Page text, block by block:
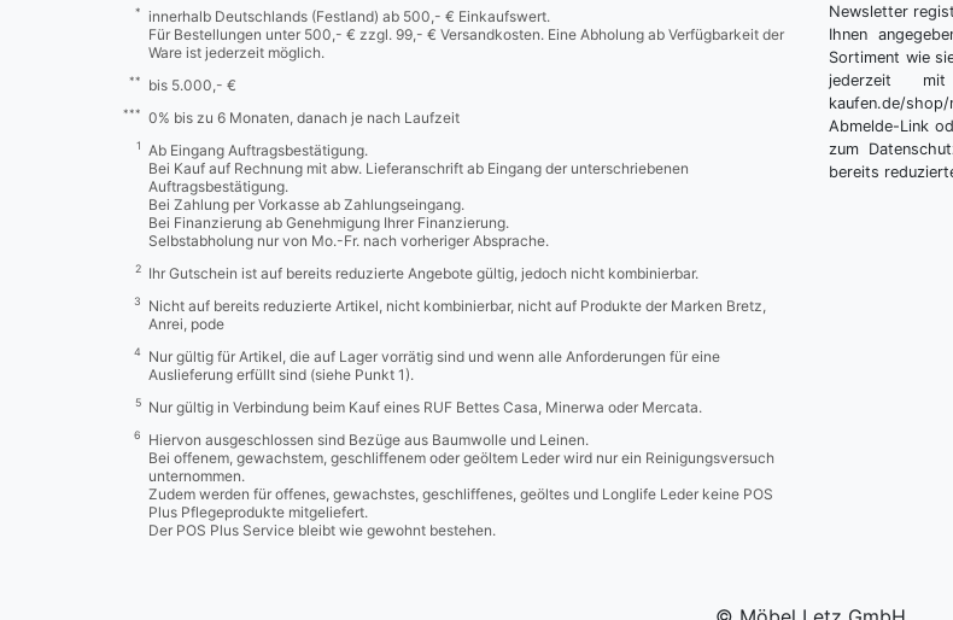
*
innerhalb Deutschlands (Festland) ab 500,- € Einkaufswert.
Für Bestellungen unter 500,- € zzgl. 99,- € Versandkosten. Eine Abholung ab Verfügbarkeit der
Ware ist jederzeit möglich.
** bis 5.000,- €
*** 0% bis zu 6 Monaten, danach je nach Laufzeit
1
Ab Eingang Auftragsbestätigung.
Bei Kauf auf Rechnung mit abw. Lieferanschrift ab Eingang der unterschriebenen
Auftragsbestätigung.
Bei Zahlung per Vorkasse ab Zahlungseingang.
Bei Finanzierung ab Genehmigung Ihrer Finanzierung.
Selbstabholung nur von Mo.-Fr. nach vorheriger Absprache.
2 Ihr Gutschein ist auf bereits reduzierte Angebote gültig, jedoch nicht kombinierbar.
3
Nicht auf bereits reduzierte Artikel, nicht kombinierbar, nicht auf Produkte der Marken Bretz,
Anrei, pode
4
Nur gültig für Artikel, die auf Lager vorrätig sind und wenn alle Anforderungen für eine
Auslieferung erfüllt sind (siehe Punkt 1).
5 Nur gültig in Verbindung beim Kauf eines RUF Bettes Casa, Minerwa oder Mercata.
6
Hiervon ausgeschlossen sind Bezüge aus Baumwolle und Leinen.
Bei offenem, gewachstem, geschliffenem oder geöltem Leder wird nur ein Reinigungsversuch
unternommen.
Zudem werden für offenes, gewachstes, geschliffenes, geöltes und Longlife Leder keine POS
Plus Pflegeprodukte mitgeliefert.
Der POS Plus Service bleibt wie gewohnt bestehen.
Newsletter
Ihnen
Sortiment wie
jederzeit
kaufen.de/
Abmelde-Link
zum
bereits